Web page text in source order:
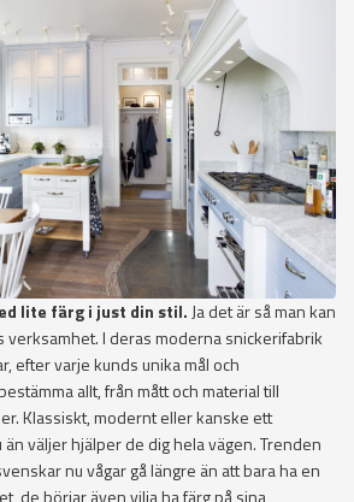
lite färg i just din stil. Ja det är så man kan
verksamhet. I deras moderna snickerifabrik
efter varje kunds unika mål och
allt, från mått och material till
Klassiskt, modernt eller kanske ett
väljer hjälper de dig hela vägen. Trenden
nu vågar gå längre än att bara ha en
de börjar även vilja ha färg på sina